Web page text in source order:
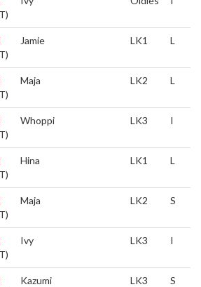
Jamie LK1 L
Maja LK2 L
Whoppi LK3 I
Hina LK1 L
Maja LK2 S
Ivy LK3 I
Kazumi LK3 S